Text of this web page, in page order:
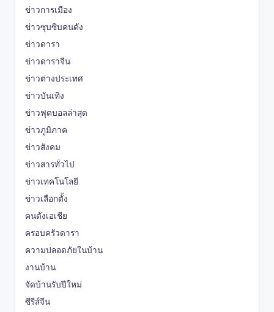
ข่าวการเมือง
ข่าวซุบซิบคนดัง
ข่าวดารา
ข่าวดาราจีน
ข่าวต่างประเทศ
ข่าวบันเทิง
ข่าวฟุตบอลล่าสุด
ข่าวภูมิภาค
ข่าวสังคม
ข่าวสารทั่วไป
ข่าวเทคโนโลยี
ข่าวเลือกตั้ง
คนดังเอเชีย
ครอบครัวดารา
ความปลอดภัยในบ้าน
งานบ้าน
จัดบ้านรับปีใหม่
ซีรีส์จีน